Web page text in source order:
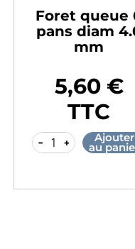
Foret queue
pans diam
mm
5,60 €
TTC
- + Ajouter
au panier